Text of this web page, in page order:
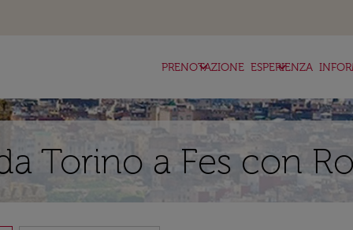
PRENOTAZIONE
keyboard_arrow_down ESPERIENZA
keyboard_arrow_down
Torino a Fes con